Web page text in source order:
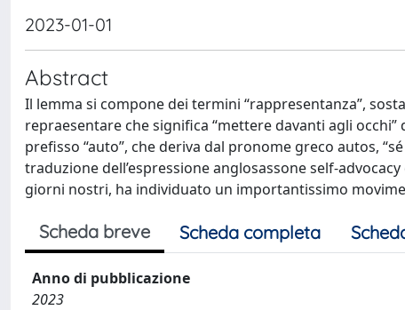
2023-01-01
Abstract
Il lemma si compone dei termini “rappresentanza”,
repraesentare che significa “mettere davanti agli
prefisso “auto”, che deriva dal pronome greco autos,
traduzione dell’espressione anglosassone self-
giorni nostri, ha individuato un importantissimo
Scheda breve Scheda completa
Anno di pubblicazione
2023